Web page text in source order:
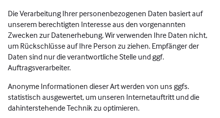
Die Verarbeitung Ihrer personenbezogenen Daten basiert auf
unserem berechtigten Interesse aus den vorgenannten
Zwecken zur Datenerhebung. Wir verwenden Ihre Daten nicht,
um Rückschlüsse auf Ihre Person zu ziehen. Empfänger der
Daten sind nur die verantwortliche Stelle und ggf.
Auftragsverarbeiter.
Anonyme Informationen dieser Art werden von uns ggfs.
statistisch ausgewertet, um unseren Internetauftritt und die
dahinterstehende Technik zu optimieren.